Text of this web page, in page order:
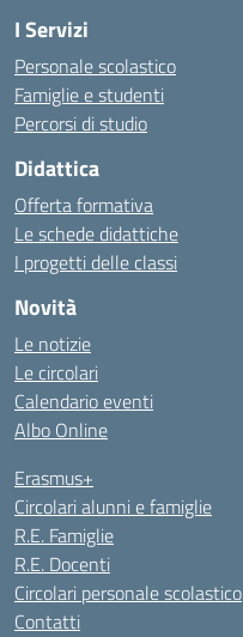
I Servizi
Personale scolastico
Famiglie e studenti
Percorsi di studio
Didattica
Offerta formativa
Le schede didattiche
I progetti delle classi
Novità
Le notizie
Le circolari
Calendario eventi
Albo Online
Erasmus+
Circolari alunni e famiglie
R.E. Famiglie
R.E. Docenti
Circolari personale scolastico
Contatti